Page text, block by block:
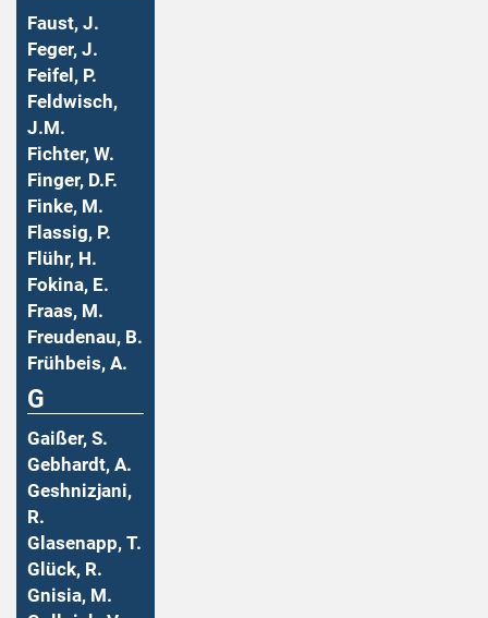
Faust, J.
Feger, J.
Feifel, P.
Feldwisch,
J.M.
Fichter, W.
Finger, D.F.
Finke, M.
Flassig, P.
Flühr, H.
Fokina, E.
Fraas, M.
Freudenau, B.
Frühbeis, A.
G
Gaißer, S.
Gebhardt, A.
Geshnizjani,
R.
Glasenapp, T.
Glück, R.
Gnisia, M.